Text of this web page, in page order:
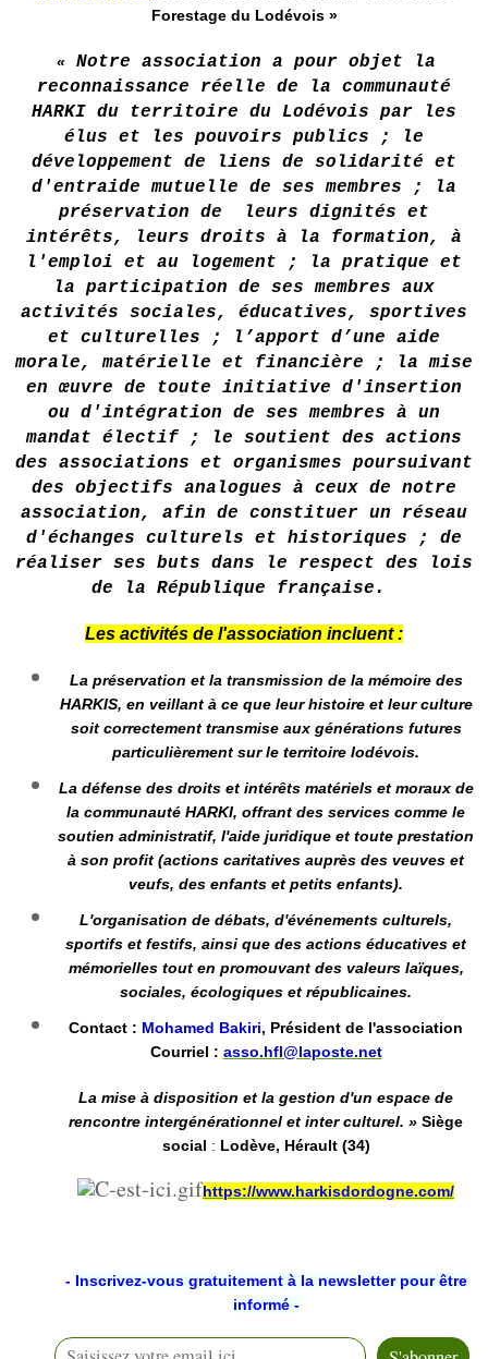
Forestage du Lodévois »
« Notre association a pour objet la
reconnaissance réelle de la communauté
HARKI du territoire du Lodévois par les
élus et les pouvoirs publics ; le
développement de liens de solidarité et
d'entraide mutuelle de ses membres ; la
préservation de leurs dignités et
intérêts, leurs droits à la formation, à
l'emploi et au logement ; la pratique et
la participation de ses membres aux
activités sociales, éducatives, sportives
et culturelles ; l’apport d’une aide
morale, matérielle et financière ; la mise
en œuvre de toute initiative d'insertion
ou d'intégration de ses membres à un
mandat électif ; le soutient des actions
des associations et organismes poursuivant
des objectifs analogues à ceux de notre
association, afin de constituer un réseau
d'échanges culturels et historiques ; de
réaliser ses buts dans le respect des lois
de la République française.
Les activités de l'association incluent :
La préservation et la transmission de la mémoire des
HARKIS, en veillant à ce que leur histoire et leur culture
soit correctement transmise aux générations futures
particulièrement sur le territoire lodévois.
La défense des droits et intérêts matériels et moraux de
la communauté HARKI, offrant des services comme le
soutien administratif, l'aide juridique et toute prestation
à son profit (actions caritatives auprès des veuves et
veufs, des enfants et petits enfants).
L'organisation de débats, d'événements culturels,
sportifs et festifs, ainsi que des actions éducatives et
mémorielles tout en promouvant des valeurs laïques,
sociales, écologiques et républicaines.
Contact : Mohamed Bakiri, Président de l'association
Courriel : asso.hfl@laposte.net
La mise à disposition et la gestion d'un espace de
rencontre intergénérationnel et inter culturel. » Siège
social : Lodève, Hérault (34)
https://www.harkisdordogne.com/
- Inscrivez-vous gratuitement à la newsletter pour être
informé -